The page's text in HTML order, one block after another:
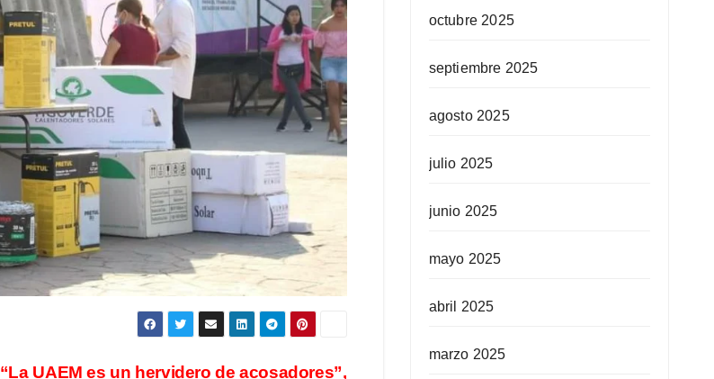
“La UAEM es un hervidero de acosadores”,
octubre 2025
septiembre 2025
agosto 2025
julio 2025
junio 2025
mayo 2025
abril 2025
marzo 2025